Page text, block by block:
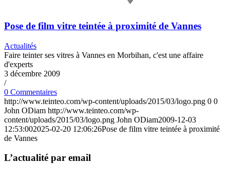
Pose de film vitre teintée à proximité de Vannes
Actualités
Faire teinter ses vitres à Vannes en Morbihan, c'est une affaire
d'experts
3 décembre 2009
/
0 Commentaires
http://www.teinteo.com/wp-content/uploads/2015/03/logo.png 0 0
John ODiam http://www.teinteo.com/wp-
content/uploads/2015/03/logo.png John ODiam2009-12-03
12:53:002025-02-20 12:06:26Pose de film vitre teintée à proximité
de Vannes
L’actualité par email